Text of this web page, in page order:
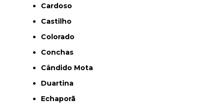
Cardoso
Castilho
Colorado
Conchas
Cândido Mota
Duartina
Echaporã